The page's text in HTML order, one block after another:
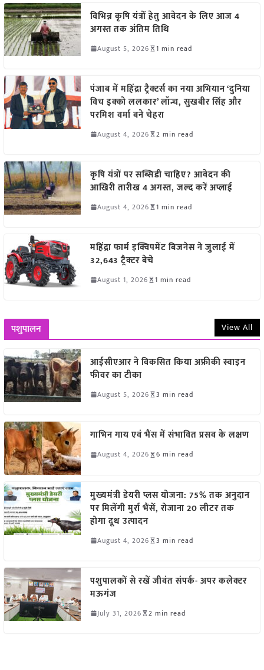
विभिन्न कृषि यंत्रों हेतु आवेदन के लिए आज 4
अगस्त तक अंतिम तिथि
August 5, 2026 1 min read
पंजाब में महिंद्रा ट्रैक्टर्स का नया अभियान ‘दुनिया
विच इक्को ललकार’ लॉन्च, सुखबीर सिंह और
परमिश वर्मा बने चेहरा
August 4, 2026 2 min read
कृषि यंत्रों पर सब्सिडी चाहिए? आवेदन की
आखिरी तारीख 4 अगस्त, जल्द करें अप्लाई
August 4, 2026 1 min read
महिंद्रा फार्म इक्विपमेंट बिजनेस ने जुलाई में
32,643 ट्रैक्टर बेचे
August 1, 2026 1 min read
पशुपालन View All
आईसीएआर ने विकसित किया अफ्रीकी स्वाइन
फीवर का टीका
August 5, 2026 3 min read
गाभिन गाय एवं भैंस में संभावित प्रसव के लक्षण
August 4, 2026 6 min read
मुख्यमंत्री डेयरी प्लस योजना: 75% तक अनुदान
पर मिलेंगी मुर्रा भैंसें, रोजाना 20 लीटर तक
होगा दूध उत्पादन
August 4, 2026 3 min read
पशुपालकों से रखें जीवंत संपर्क- अपर कलेक्टर
मऊगंज
July 31, 2026 2 min read